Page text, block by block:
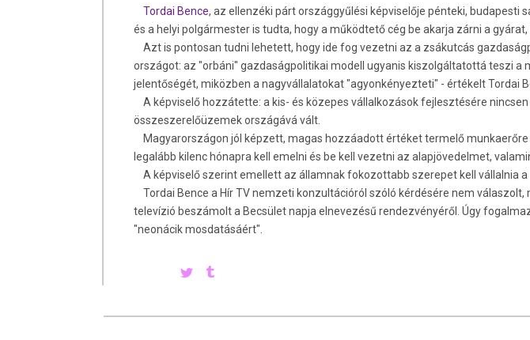
Tordai Bence, az ellenzéki párt országgyűlési képviselője pénteki,
és a helyi polgármester is tudta, hogy a működtető cég be akarja zárni a
Azt is pontosan tudni lehetett, hogy ide fog vezetni az a zsákutcás
országot: az "orbáni" gazdaságpolitikai modell ugyanis kiszolgáltatottá teszi
jelentőségét, miközben a nagyvállalatokat "agyonkényezteti" - értékelt Tordai
A képviselő hozzátette: a kis- és közepes vállalkozások fejlesztésére
összeszerelőüzemek országává vált.
Magyarországon jól képzett, magas hozzáadott értéket termelő
legalább kilenc hónapra kell emelni és be kell vezetni az alapjövedelmet,
A képviselő szerint emellett az államnak fokozottabb szerepet kell vállalnia
Tordai Bence a Hír TV nemzeti konzultációról szóló kérdésére nem
televízió beszámolt a Becsület napja elnevezésű rendezvényéről. Úgy
"neonácik mosdatásáért".